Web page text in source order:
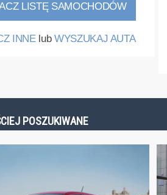
LISTĘ SAMOCHODÓW
INNElub WYSZUKAJ AUTA
POSZUKIWANE